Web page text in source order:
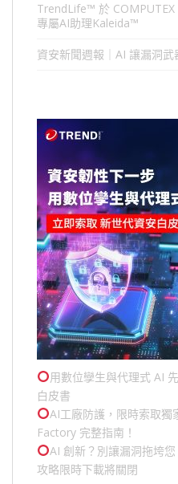
TrendLife™ 於
專屬AI助理Kaleida™
資安新聞週報｜AI 讓漏洞
用數位孿生與代理式 AI
白皮書
AI工廠防護，限時索取獨
Factory 完整指南！
AI 創新？別讓漏洞拖垮
攻略限時下載將關閉